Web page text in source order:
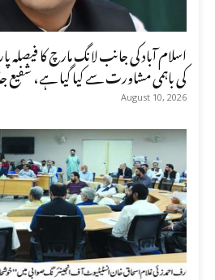
اسلام آباد کی جانب لانگ مارچ کا فیصلہ
کی باہمی مشاورت سے کیا گیا ہے،
August 10, 2026